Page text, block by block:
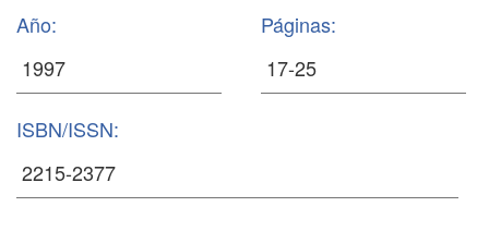
Año: Páginas:
ISBN/ISSN: